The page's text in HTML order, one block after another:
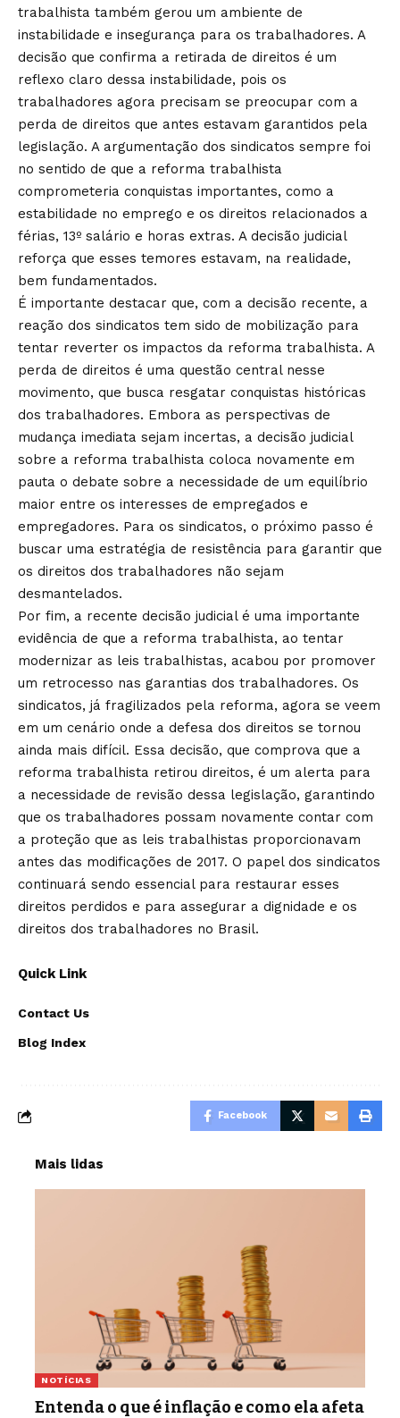
trabalhista também gerou um ambiente de
instabilidade e insegurança para os trabalhadores. A
decisão que confirma a retirada de direitos é um
reflexo claro dessa instabilidade, pois os
trabalhadores agora precisam se preocupar com a
perda de direitos que antes estavam garantidos pela
legislação. A argumentação dos sindicatos sempre foi
no sentido de que a reforma trabalhista
comprometeria conquistas importantes, como a
estabilidade no emprego e os direitos relacionados a
férias, 13º salário e horas extras. A decisão judicial
reforça que esses temores estavam, na realidade,
bem fundamentados.
É importante destacar que, com a decisão recente, a
reação dos sindicatos tem sido de mobilização para
tentar reverter os impactos da reforma trabalhista. A
perda de direitos é uma questão central nesse
movimento, que busca resgatar conquistas históricas
dos trabalhadores. Embora as perspectivas de
mudança imediata sejam incertas, a decisão judicial
sobre a reforma trabalhista coloca novamente em
pauta o debate sobre a necessidade de um equilíbrio
maior entre os interesses de empregados e
empregadores. Para os sindicatos, o próximo passo é
buscar uma estratégia de resistência para garantir que
os direitos dos trabalhadores não sejam
desmantelados.
Por fim, a recente decisão judicial é uma importante
evidência de que a reforma trabalhista, ao tentar
modernizar as leis trabalhistas, acabou por promover
um retrocesso nas garantias dos trabalhadores. Os
sindicatos, já fragilizados pela reforma, agora se veem
em um cenário onde a defesa dos direitos se tornou
ainda mais difícil. Essa decisão, que comprova que a
reforma trabalhista retirou direitos, é um alerta para
a necessidade de revisão dessa legislação, garantindo
que os trabalhadores possam novamente contar com
a proteção que as leis trabalhistas proporcionavam
antes das modificações de 2017. O papel dos sindicatos
continuará sendo essencial para restaurar esses
direitos perdidos e para assegurar a dignidade e os
direitos dos trabalhadores no Brasil.
Quick Link
Contact Us
Blog Index
Facebook
Mais lidas
NOTÍCIAS
Entenda o que é inflação e como ela afeta